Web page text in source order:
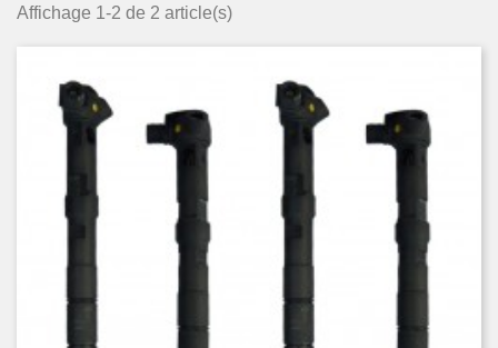
2010
2013
2014
2015
Condition
Occasion
Affichage 1-2 de 2 article(s)